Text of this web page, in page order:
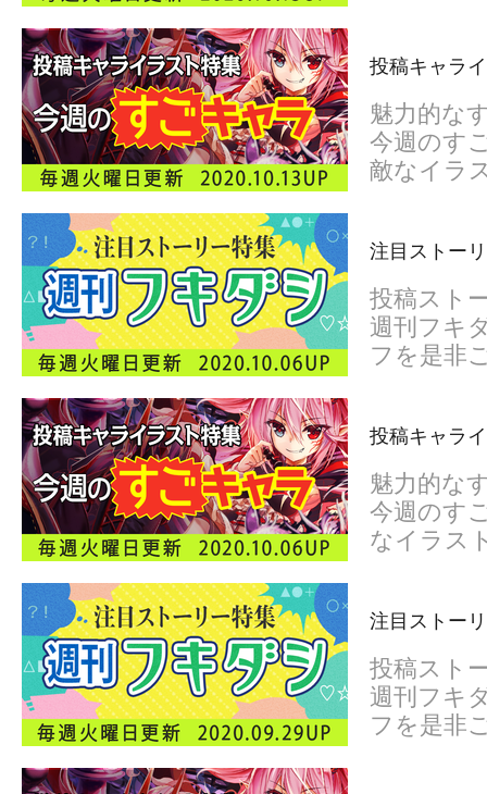
投稿キャラ
魅力的な
今週のす
敵なイラ
注目ストー
投稿スト
週刊フキ
フを是非
投稿キャラ
魅力的な
今週のす
なイラス
注目ストー
投稿スト
週刊フキ
フを是非